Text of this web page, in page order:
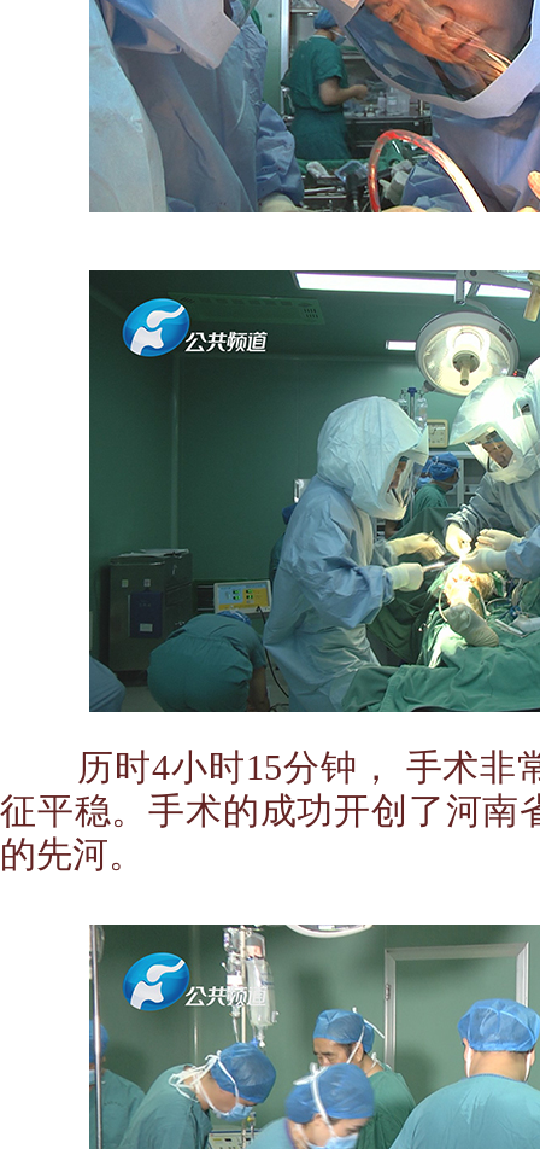
历时4小时15分钟， 手术非
征平稳。手术的成功开创了河南
的先河。